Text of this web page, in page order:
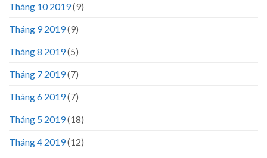
Tháng 10 2019(9)
Tháng 9 2019(9)
Tháng 8 2019(5)
Tháng 7 2019(7)
Tháng 6 2019(7)
Tháng 5 2019(18)
Tháng 4 2019(12)